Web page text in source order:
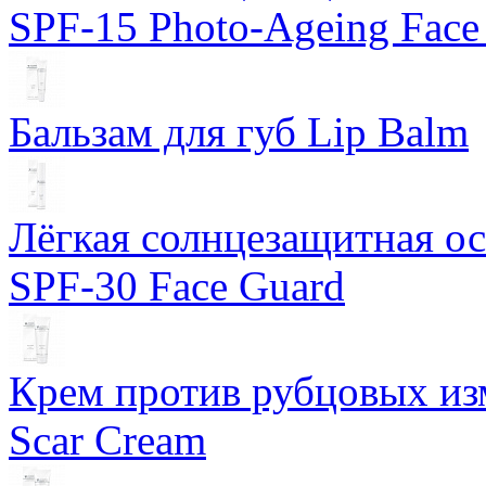
SPF-15 Photo-Ageing
Бальзам для губ Lip Balm
Лёгкая солнцезащитная
SPF-30 Face Guard
Крем против рубцовых
Scar Cream